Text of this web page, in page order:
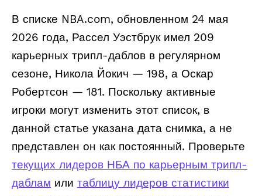
В списке NBA.com, обновленном 24 мая
2026 года, Рассел Уэстбрук имел 209
карьерных трипл-даблов в регулярном
сезоне, Никола Йокич — 198, а Оскар
Робертсон — 181. Поскольку активные
игроки могут изменить этот список, в
данной статье указана дата снимка, а не
представлен он как постоянный. Проверьте
текущих лидеров НБА по карьерным трипл-
даблам или таблицу лидеров статистики